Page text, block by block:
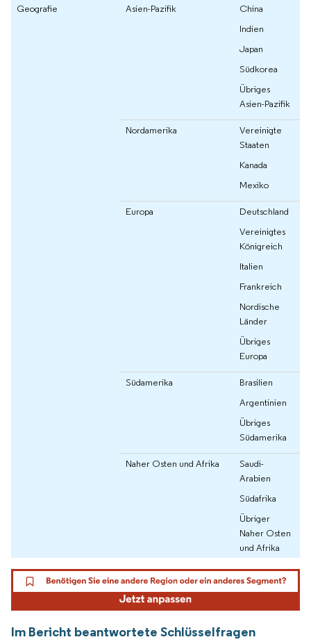
Geografie Asien-Pazifik
China
Indien
Japan
Südkorea
Übriges
Asien-Pazifik
Nordamerika
Vereinigte
Staaten
Kanada
Mexiko
Europa
Deutschland
Vereinigtes
Königreich
Italien
Frankreich
Nordische
Länder
Übriges
Europa
Südamerika
Brasilien
Argentinien
Übriges
Südamerika
Naher Osten und Afrika
Saudi-
Arabien
Südafrika
Übriger
Naher Osten
und Afrika
Im Bericht beantwortete Schlüsselfragen